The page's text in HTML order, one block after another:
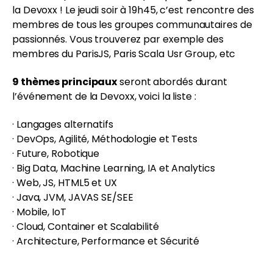
la Devoxx ! Le jeudi soir à 19h45, c’est rencontre des
membres de tous les groupes communautaires de
passionnés. Vous trouverez par exemple des
membres du ParisJS, Paris Scala Usr Group, etc
9 thèmes principauxseront abordés durant
l’événement de la Devoxx, voici la liste :
· Langages alternatifs
· DevOps, Agilité, Méthodologie et Tests
· Future, Robotique
· Big Data, Machine Learning, IA et Analytics
· Web, JS, HTML5 et UX
· Java, JVM, JAVAS SE/SEE
· Mobile, IoT
· Cloud, Container et Scalabilité
· Architecture, Performance et Sécurité